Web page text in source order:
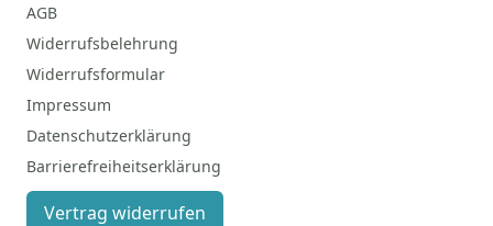
AGB
Widerrufsbelehrung
Widerrufsformular
Impressum
Datenschutzerklärung
Barrierefreiheitserklärung
Vertrag widerrufen